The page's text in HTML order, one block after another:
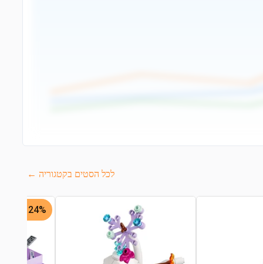
לכל הסטים בקטגוריה ←
24% -